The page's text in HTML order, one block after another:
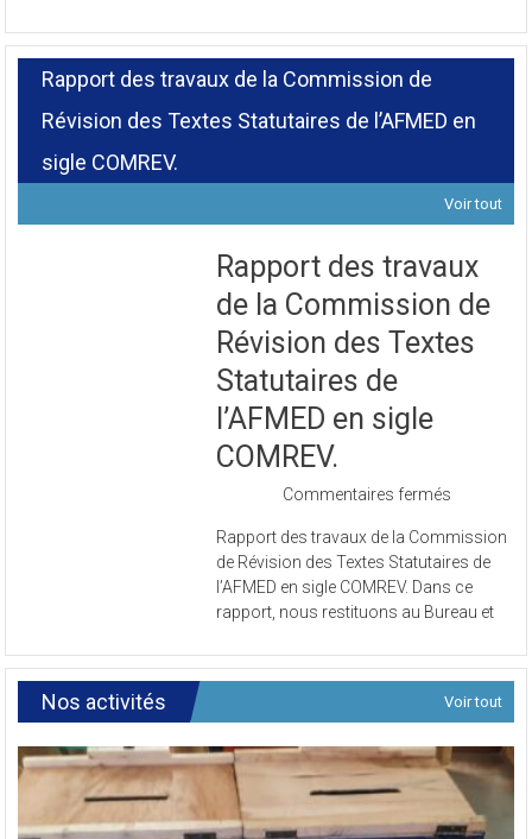
Rapport des travaux de la Commission de
Révision des Textes Statutaires de l’AFMED en
sigle COMREV.
Voir tout
Rapport des travaux
de la Commission de
Révision des Textes
Statutaires de
l’AFMED en sigle
COMREV.
Commentaires fermés
des
travaux
de
la
de
Révision
Textes
Statutaires
de
l’AFMED
Rapport des travaux de la Commission
de Révision des Textes Statutaires de
l’AFMED en sigle COMREV. Dans ce
rapport, nous restituons au Bureau et
Nos activités Voir tout